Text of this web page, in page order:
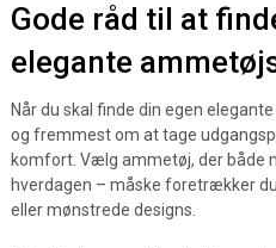
Gode råd til at
elegante
Når du skal finde din egen
og fremmest om at tage
komfort. Vælg ammetøj, der både
hverdagen – måske foretrækker
eller mønstrede designs.